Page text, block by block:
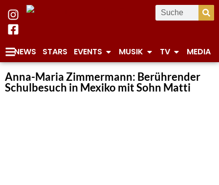
NEWS STARS EVENTS MUSIK TV MEDIA
Anna-Maria Zimmermann: Berührender
Schulbesuch in Mexiko mit Sohn Matti